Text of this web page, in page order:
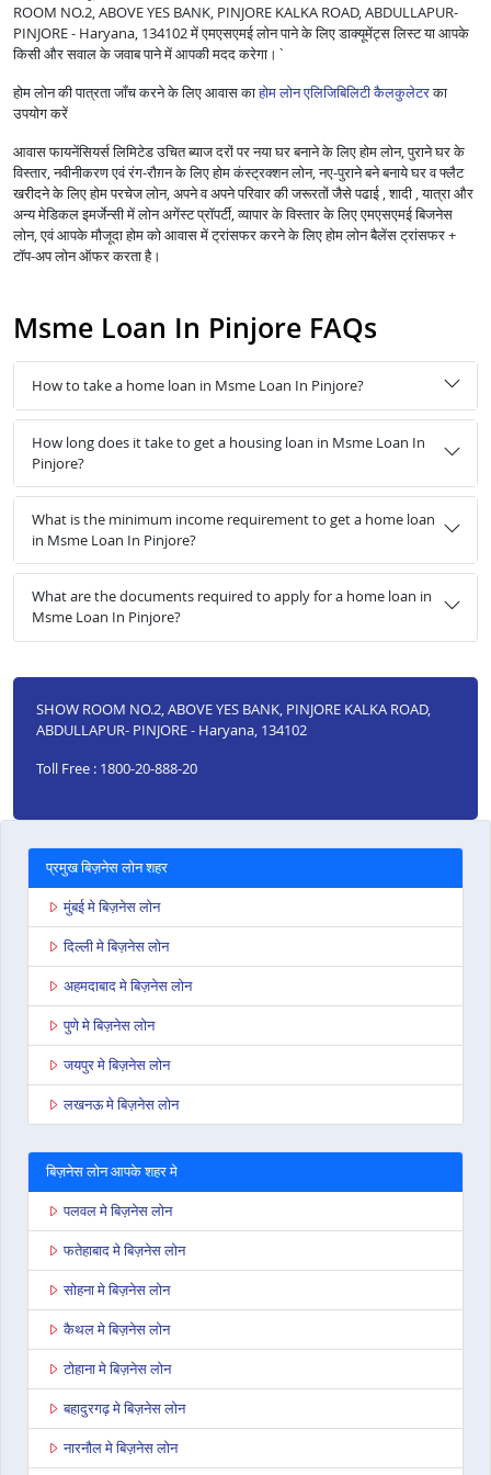
ROOM NO.2, ABOVE YES BANK, PINJORE KALKA ROAD, ABDULLAPUR-
PINJORE - Haryana, 134102 में एमएसएमई लोन पाने के लिए डाक्यूमेंट्स लिस्ट या आपके
किसी और सवाल के जवाब पाने में आपकी मदद करेगा।`
होम लोन की पात्रता जाँच करने के लिए आवास काहोम लोन एलिजिबिलिटी कैलकुलेटरका
उपयोग करें
आवास फायनेंसियर्स लिमिटेड उचित ब्याज दरों पर नया घर बनाने के लिए होम लोन, पुराने घर के
विस्तार, नवीनीकरण एवं रंग-रौग़न के लिए होम कंस्ट्रक्शन लोन, नए-पुराने बने बनाये घर व फ्लैट
खरीदने के लिए होम परचेज लोन, अपने व अपने परिवार की जरूरतों जैसे पढाई , शादी , यात्रा और
अन्य मेडिकल इमर्जेन्सी में लोन अगेंस्ट प्रॉपर्टी, व्यापार के विस्तार के लिए एमएसएमई बिजनेस
लोन, एवं आपके मौजूदा होम को आवास में ट्रांसफर करने के लिए होम लोन बैलेंस ट्रांसफर +
टॉप-अप लोन ऑफर करता है।
Msme Loan In Pinjore FAQs
How to take a home loan in Msme Loan In Pinjore?
How long does it take to get a housing loan in Msme Loan In
Pinjore?
What is the minimum income requirement to get a home loan
in Msme Loan In Pinjore?
What are the documents required to apply for a home loan in
Msme Loan In Pinjore?
SHOW ROOM NO.2, ABOVE YES BANK, PINJORE KALKA ROAD,
ABDULLAPUR- PINJORE - Haryana, 134102
Toll Free : 1800-20-888-20
प्रमुख बिज़नेस लोन शहर
मुंबई मे बिज़नेस लोन
दिल्ली मे बिज़नेस लोन
अहमदाबाद मे बिज़नेस लोन
पुणे मे बिज़नेस लोन
जयपुर मे बिज़नेस लोन
लखनऊ मे बिज़नेस लोन
बिज़नेस लोन आपके शहर मे
पलवल मे बिज़नेस लोन
फतेहाबाद मे बिज़नेस लोन
सोहना मे बिज़नेस लोन
कैथल मे बिज़नेस लोन
टोहाना मे बिज़नेस लोन
बहादुरगढ़ मे बिज़नेस लोन
नारनौल मे बिज़नेस लोन